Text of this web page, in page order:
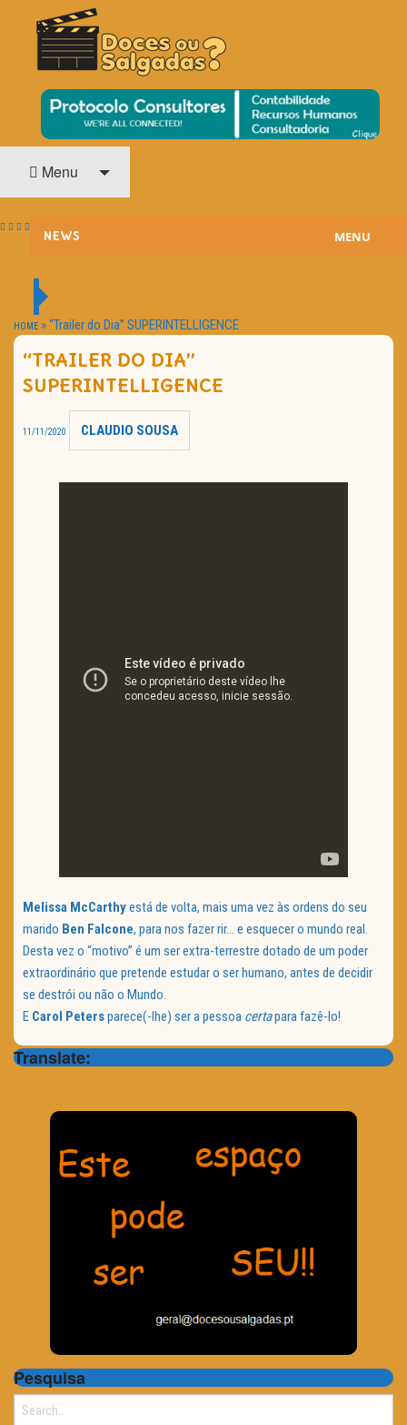
DOCES OU SALGADAS?
O Cinema? Uma Paixão!!
Menu
NEWS
PASSATEMPOS
HOME CINEMA
NOTA PESSOAL
TRAILER DO DIA
MENU
HOME »“Trailer do Dia” SUPERINTELLIGENCE
“TRAILER DO DIA”
SUPERINTELLIGENCE
11/11/2020 CLAUDIO SOUSA
Melissa McCarthyestá de volta, mais uma vez às ordens do seu
marido Ben Falcone, para nos fazer rir… e esquecer o mundo real.
Desta vez o “motivo” é um ser extra-terrestre dotado de um poder
extraordinário que pretende estudar o ser humano, antes de decidir
se destrói ou não o Mundo.
E Carol Petersparece(-lhe) ser a pessoa certapara fazê-lo!
Translate:
Pesquisa
Search